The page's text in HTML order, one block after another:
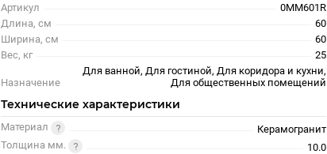
Артикул
0MM601R
Длина, см
60
Ширина, см
60
Вес, кг
25
Назначение
Для ванной, Для гостиной, Для коридора и кухни,
Для общественных помещений
Технические характеристики
Материал
Керамогранит
Толщина мм.
10.0